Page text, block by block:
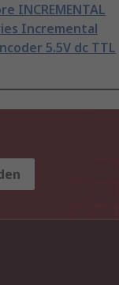
INCREMENTAL
Incremental
5.5V dc TTL